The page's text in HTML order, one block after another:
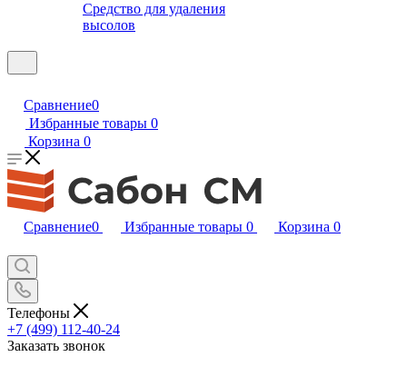
Средство для удаления
высолов
Сравнение0
Избранные товары 0
Корзина 0
Сравнение0 Избранные товары 0 Корзина 0
Телефоны
+7 (499) 112-40-24
Заказать звонок